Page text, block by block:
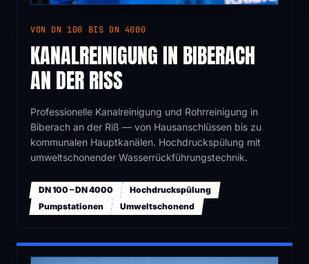
VON DN 100 BIS DN 4000
KANALREINIGUNG IN BIBERACH
AN DER RISS
Professionelle Kanalreinigung und Rohrreinigung in
Biberach an der Riß — von Hausanschlüssen bis zu
kommunalen Hauptkanälen. Hochdruckspülung mit
umweltschonender Wasserrückführungstechnik.
DN 100 – DN 4000
Hochdruckspülung
Pumpstationen
Umweltschonend